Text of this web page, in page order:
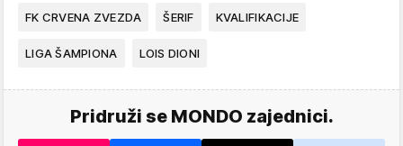
FK CRVENA ZVEZDA ŠERIF KVALIFIKACIJE
LIGA ŠAMPIONA LOIS DIONI
Pridruži se MONDO zajednici.